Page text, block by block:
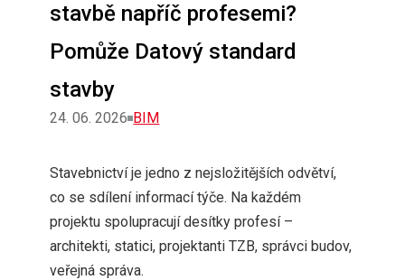
stavbě napříč profesemi?
Pomůže Datový standard
stavby
24. 06. 2026 Rubriky
BIM
Stavebnictví je jedno z nejsložitějších odvětví,
co se sdílení informací týče. Na každém
projektu spolupracují desítky profesí –
architekti, statici, projektanti TZB, správci budov,
veřejná správa.